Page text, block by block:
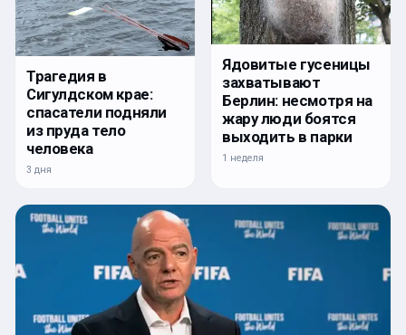
Трагедия в
Сигулдском крае:
спасатели подняли
из пруда тело
человека
3 дня
Ядовитые гусеницы
захватывают
Берлин: несмотря на
жару люди боятся
выходить в парки
1 неделя